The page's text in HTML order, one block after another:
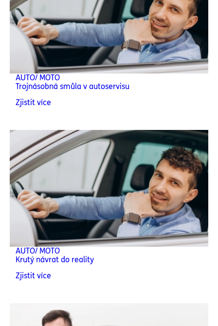
AUTO/ MOTO
Trojnásobná smůla v autoservisu
Zjistit více
AUTO/ MOTO
Krutý návrat do reality
Zjistit více